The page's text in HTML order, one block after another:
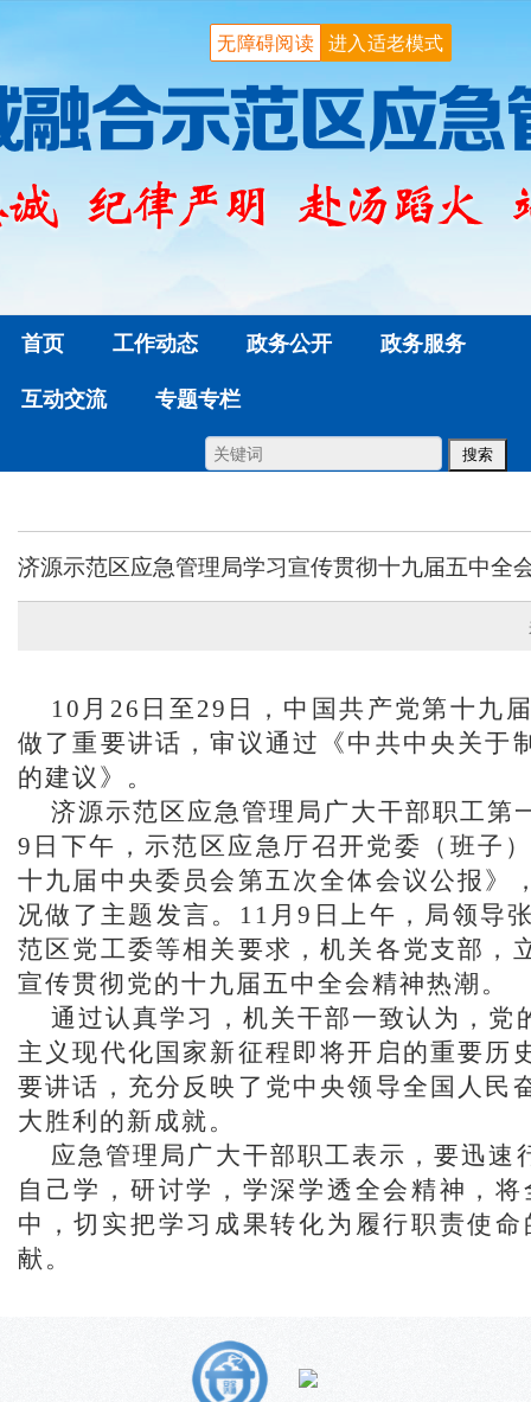
进入适老模式
无障碍阅读
首页 工作动态 政务公开 政务服务
互动交流 专题专栏
济源示范区应急管理局学习宣传贯彻十九届五中全
10月26日至29日，中国共产党第十九
做了重要讲话，审议通过《中共中央关于
的建议》。
济源示范区应急管理局广大干部职工第
9日下午，示范区应急厅召开党委（班子
十九届中央委员会第五次全体会议公报》
况做了主题发言。 11月9日上午，局领导
范区党工委等相关要求，机关各党支部，
宣传贯彻党的十九届五中全会精神热潮。
通过认真学习，机关干部一致认为，
主义现代化国家新征程即将开启的重要历
要讲话，充分反映了党中央领导全国人民
大胜利的新成就。
应急管理局广大干部职工表示，要迅
自己学，研讨学，学深学透全会精神，
中，切实把学习成果转化为履行职责使
献。